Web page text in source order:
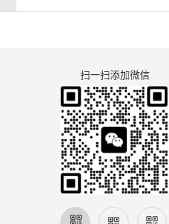
扫一扫添加微信